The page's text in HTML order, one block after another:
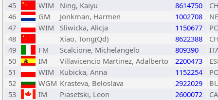
45
WIM Ning, Kaiyu 8614750
46
GM Jonkman, Harmen 1002708
47
WIM Sliwicka, Alicja 1150677
48
Xiao, Tong(Qd) 8622388
49
FM Scalcione, Michelangelo 809390
50
IM Villavicencio Martinez, Adalberto 2200473
51
WIM Kubicka, Anna 1152254
52
WGM Krasteva, Beloslava 2922029
53
IM Piasetski, Leon 2600072